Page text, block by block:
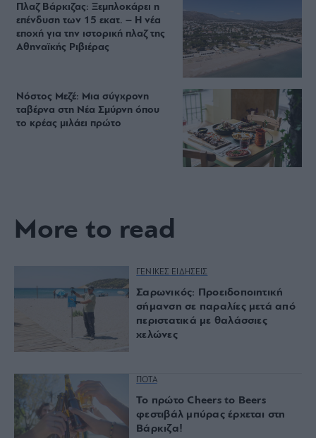
Πλαζ Βάρκιζας: Ξεμπλοκάρει η
επένδυση των 15 εκατ. – Η νέα
εποχή για την ιστορική πλαζ της
Αθηναϊκής Ριβιέρας
Νόστος Μεζέ: Μια σύγχρονη
ταβέρνα στη Νέα Σμύρνη όπου
το κρέας μιλάει πρώτο
More to read
ΓΕΝΙΚΕΣ ΕΙΔΗΣΕΙΣ
Σαρωνικός: Προειδοποιητική
σήμανση σε παραλίες μετά από
περιστατικά με θαλάσσιες
χελώνες
ΠΟΤΑ
Το πρώτο Cheers to Beers
φεστιβάλ μπύρας έρχεται στη
Βάρκιζα!